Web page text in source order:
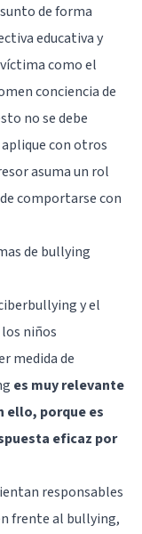
de forma
educativa y
como el
conciencia de
no se debe
con otros
asuma un rol
comportarse con
de bullying
y el
niños
medida de
es muy relevante
ello, porque es
eficaz por
responsables
frente al bullying,